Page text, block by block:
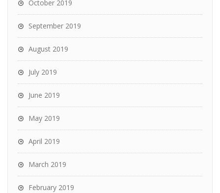
October 2019
September 2019
August 2019
July 2019
June 2019
May 2019
April 2019
March 2019
February 2019